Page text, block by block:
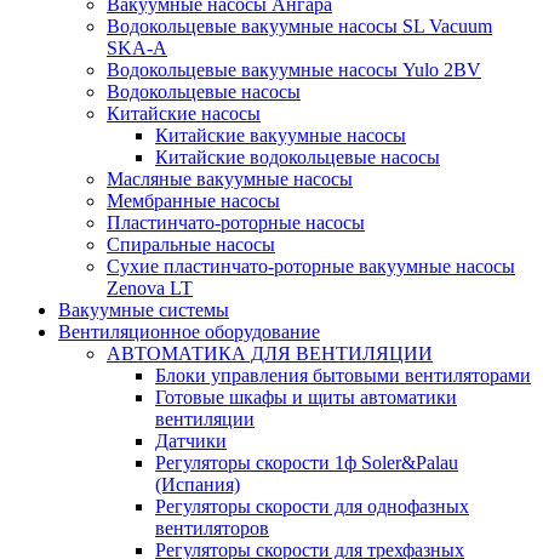
Вакуумные насосы Ангара
Водокольцевые вакуумные насосы SL Vacuum
SKA-A
Водокольцевые вакуумные насосы Yulo 2BV
Водокольцевые насосы
Китайские насосы
Китайские вакуумные насосы
Китайские водокольцевые насосы
Масляные вакуумные насосы
Мембранные насосы
Пластинчато-роторные насосы
Спиральные насосы
Сухие пластинчато-роторные вакуумные насосы
Zenova LT
Вакуумные системы
Вентиляционное оборудование
АВТОМАТИКА ДЛЯ ВЕНТИЛЯЦИИ
Блоки управления бытовыми вентиляторами
Готовые шкафы и щиты автоматики
вентиляции
Датчики
Регуляторы скорости 1ф Soler&Palau
(Испания)
Регуляторы скорости для однофазных
вентиляторов
Регуляторы скорости для трехфазных